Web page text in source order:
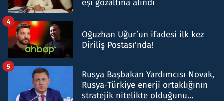
eşi gözaltına alındı
Oğuzhan Uğur’un ifadesi ilk kez
Diriliş Postası'nda!
4
Rusya Başbakan Yardımcısı Novak,
Rusya-Türkiye enerji ortaklığının
stratejik nitelikte olduğunu
5